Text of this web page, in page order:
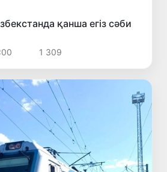
қанша егіз сәби
1 309